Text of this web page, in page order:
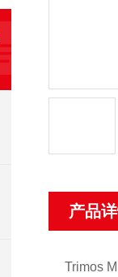
产品
Trimos